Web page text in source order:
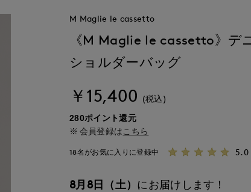
M Maglie le cassetto
《M Maglie le cassetto》デ
ショルダーバッグ
￥15,400 (税込)
280ポイント還元
会員登録は こちら
18名がお気に入りに登録中 5.0
8月8日（土） にお届けします！